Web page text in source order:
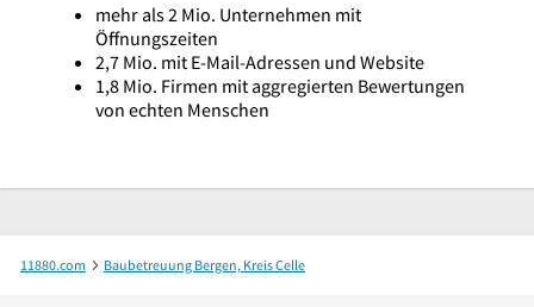
mehr als 2 Mio. Unternehmen mit
Öffnungszeiten
2,7 Mio. mit E-Mail-Adressen und Website
1,8 Mio. Firmen mit aggregierten Bewertungen
von echten Menschen
11880.com
Baubetreuung Bergen, Kreis Celle